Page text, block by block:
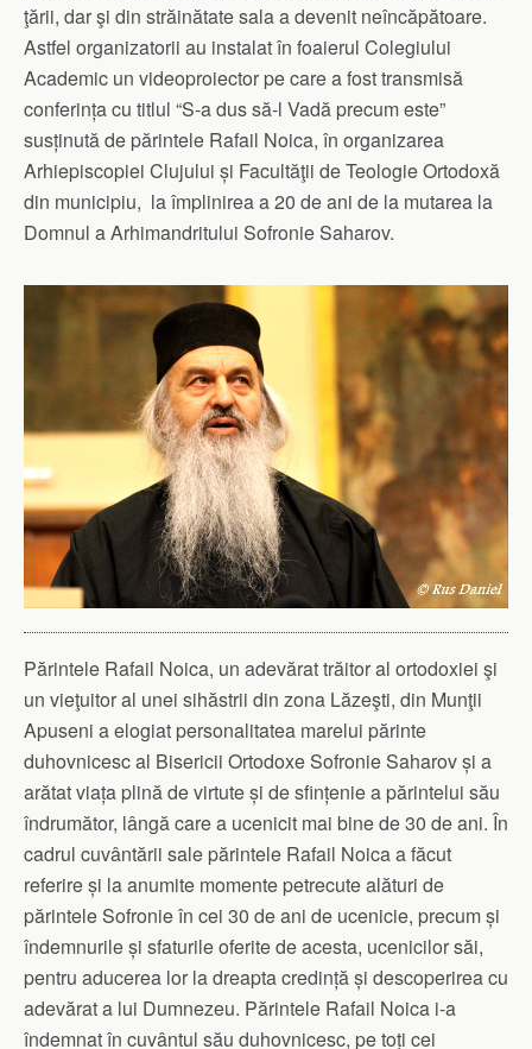
ţării, dar şi din străinătate sala a devenit neîncăpătoare.
Astfel organizatorii au instalat în foaierul Colegiului
Academic un videoproiector pe care a fost transmisă
conferința cu titlul “S-a dus să-l Vadă precum este”
susținută de părintele Rafail Noica, în organizarea
Arhiepiscopiei Clujului și Facultăţii de Teologie Ortodoxă
din municipiu, la împlinirea a 20 de ani de la mutarea la
Domnul a Arhimandritului Sofronie Saharov.
Părintele Rafail Noica, un adevărat trăitor al ortodoxiei şi
un vieţuitor al unei sihăstrii din zona Lăzeşti, din Munţii
Apuseni a elogiat personalitatea marelui părinte
duhovnicesc al Bisericii Ortodoxe Sofronie Saharov și a
arătat viața plină de virtute și de sfințenie a părintelui său
îndrumător, lângă care a ucenicit mai bine de 30 de ani. În
cadrul cuvântării sale părintele Rafail Noica a făcut
referire și la anumite momente petrecute alături de
părintele Sofronie în cei 30 de ani de ucenicie, precum și
îndemnurile și sfaturile oferite de acesta, ucenicilor săi,
pentru aducerea lor la dreapta credință și descoperirea cu
adevărat a lui Dumnezeu. Părintele Rafail Noica i-a
îndemnat în cuvântul său duhovnicesc, pe toți cei